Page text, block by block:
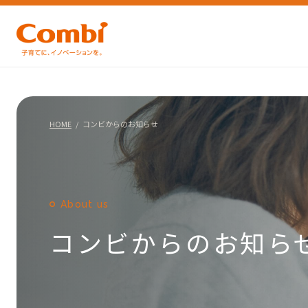
HOME コンビからのお知らせ
About us
コンビからのお知ら